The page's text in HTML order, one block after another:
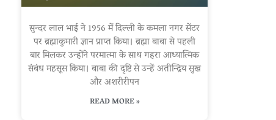
सुन्दर लाल भाई ने 1956 में दिल्ली के कमला नगर सेंटर
पर ब्रह्माकुमारी ज्ञान प्राप्त किया। ब्रह्मा बाबा से पहली
बार मिलकर उन्होंने परमात्मा के साथ गहरा आध्यात्मिक
संबंध महसूस किया। बाबा की दृष्टि से उन्हें अतीन्द्रिय सुख
और अशरीरीपन
READ MORE »